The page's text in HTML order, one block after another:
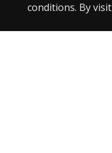
conditions. By